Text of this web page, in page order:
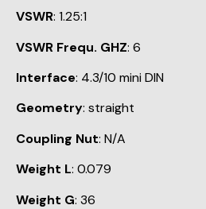
VSWR: 1.25:1
VSWR Frequ. GHZ: 6
Interface: 4.3/10 mini DIN
Geometry: straight
Coupling Nut: N/A
Weight L: 0.079
Weight G: 36